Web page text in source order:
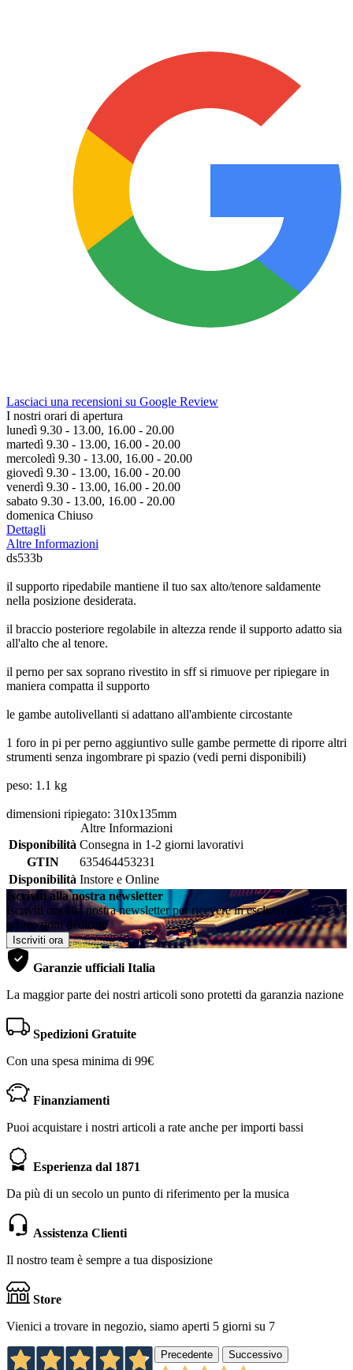
Lasciaci una recensioni su Google Review
I nostri orari di apertura
lunedì 9.30 - 13.00, 16.00 - 20.00
martedì 9.30 - 13.00, 16.00 - 20.00
mercoledì 9.30 - 13.00, 16.00 - 20.00
giovedì 9.30 - 13.00, 16.00 - 20.00
venerdì 9.30 - 13.00, 16.00 - 20.00
sabato 9.30 - 13.00, 16.00 - 20.00
domenica Chiuso
Dettagli
Altre Informazioni
ds533b
il supporto ripedabile mantiene il tuo sax alto/tenore saldamente
nella posizione desiderata.
il braccio posteriore regolabile in altezza rende il supporto adatto sia
all'alto che al tenore.
il perno per sax soprano rivestito in sff si rimuove per ripiegare in
maniera compatta il supporto
le gambe autolivellanti si adattano all'ambiente circostante
1 foro in pi per perno aggiuntivo sulle gambe permette di riporre altri
strumenti senza ingombrare pi spazio (vedi perni disponibili)
peso: 1.1 kg
dimensioni ripiegato: 310x135mm
Altre Informazioni
Disponibilità Consegna in 1-2 giorni lavorativi
GTIN
635464453231
Disponibilità Instore e Online
Iscriviti alla nostra newsletter
Iscriviti ora alla nostra newsletter per ricevere in esclusiva le
promozioni dedicate
Iscriviti ora
Garanzie ufficiali Italia
La maggior parte dei nostri articoli sono protetti da garanzia nazione
Spedizioni Gratuite
Con una spesa minima di 99€
Finanziamenti
Puoi acquistare i nostri articoli a rate anche per importi bassi
Esperienza dal 1871
Da più di un secolo un punto di riferimento per la musica
Assistenza Clienti
Il nostro team è sempre a tua disposizione
Store
Vienici a trovare in negozio, siamo aperti 5 giorni su 7
Precedente Successivo